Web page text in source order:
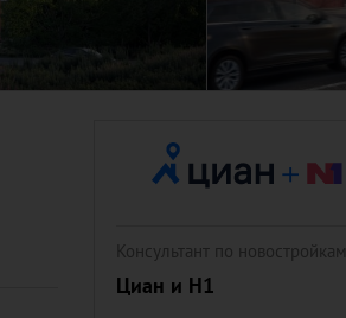
Консультант по новостройкам
Циан и Н1